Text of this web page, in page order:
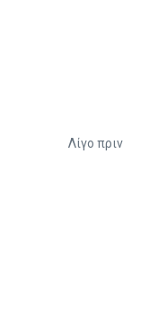
Λίγο πριν